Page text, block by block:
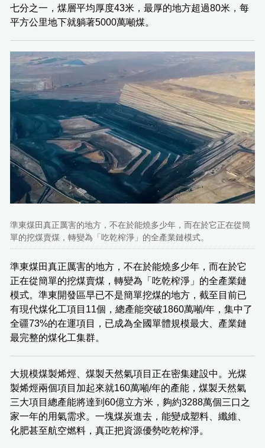
七分之一，煤層平均厚度43米，最厚的地方超過80米，每
平方公里地下就躺著5000萬噸煤。
準東煤田真正厲害的地方，不在於能燒多少年，而在於它正在從簡
單的挖煤賣煤，轉變為「吃乾榨淨」的全產業鏈模式。
準東煤田真正厲害的地方，不在於能燒多少年，而在於它
正在從簡單的挖煤賣煤，轉變為「吃乾榨淨」的全產業鏈
模式。準東開發區早已不是簡單挖煤的地方，截至目前已
有現代煤化工項目11個，總產能突破1860萬噸/年，集中了
全疆73%的在運項目，已成為全國單體規模最大、產業鏈
最完整的煤化工集群。
大規模煤製烯烴、煤製天然氣項目正在密集建設中。光煤
製烯烴兩個項目加起來就160萬噸/年的產能，煤製天然氣
三大項目總產能將達到60億立方米，夠約3288萬個三口之
家一年的用氣需求。一塊煤炭進去，能變成塑料、纖維、
化肥甚至航空燃料，真正把資源優勢吃乾榨淨。